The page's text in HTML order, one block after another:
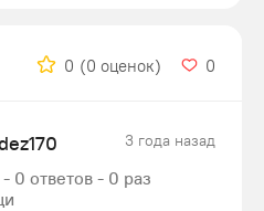
0 (0 оценок) 0
3 года назад
0 ответов - 0 раз